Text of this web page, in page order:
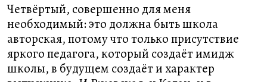
Четвёртый, совершенно для меня
необходимый: это должна быть школа
авторская, потому что только присутствие
яркого педагога, который создаёт имидж
школы, в будущем создаёт и характер